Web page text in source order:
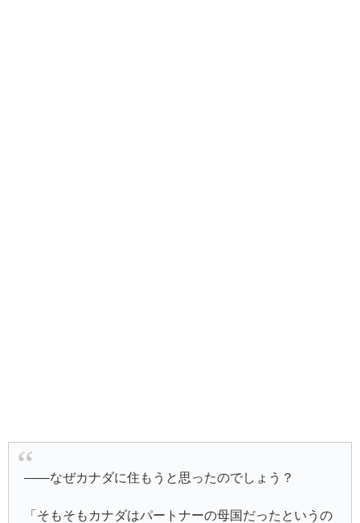
――なぜカナダに住もうと思ったのでしょう？
「そもそもカナダはパートナーの母国だったというの